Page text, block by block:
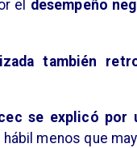
el desempeño
también
se explicó por
menos que